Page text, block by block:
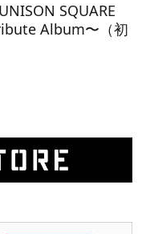
SQUARE
Album〜（初